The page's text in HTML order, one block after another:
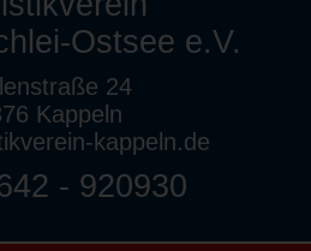
Ostsee e.V.
24
Kappeln
kappeln.de
- 920930